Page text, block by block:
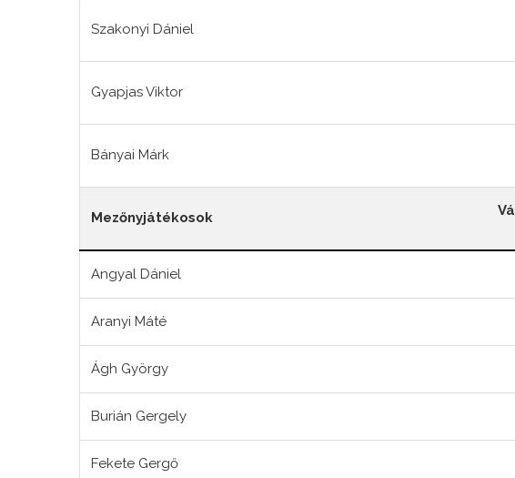
Szakonyi Dániel
Gyapjas Viktor
Bányai Márk
Mezőnyjátékosok
Angyal Dániel
Aranyi Máté
Ágh György
Burián Gergely
Fekete Gergő